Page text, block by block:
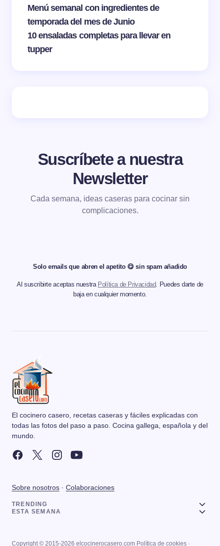
Menú semanal con ingredientes de
temporada del mes de Junio
10 ensaladas completas para llevar en
tupper
Suscríbete a nuestra
Newsletter
Cada semana, ideas caseras para cocinar sin
complicaciones.
Solo emails que abren el apetito 😋 sin spam añadido
Al suscribirte aceptas nuestra Política de Privacidad. Puedes darte de
baja en cualquier momento.
El cocinero casero, recetas caseras y fáciles explicadas con
todas las fotos del paso a paso. Cocina gallega, española y del
mundo.
Sobre nosotros · Colaboraciones
TRENDING
ESTA SEMANA
Copyright © 2015-2026 elcocinerocasero.com Política de cookies ·